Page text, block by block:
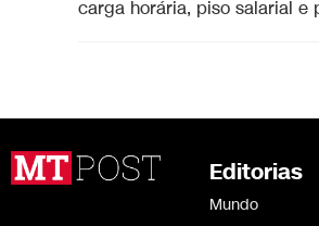
carga horária, piso salarial e
Editorias
Mundo